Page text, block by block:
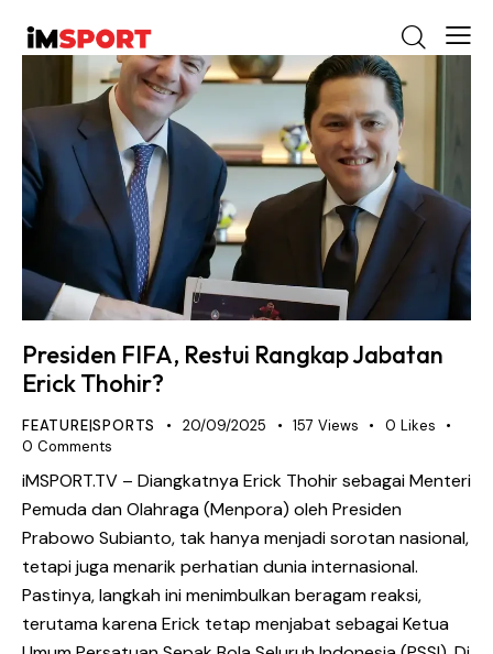
Presiden FIFA, Restui Rangkap Jabatan
Erick Thohir?
FEATURE|SPORTS 20/09/2025 157 Views 0 Likes
0 Comments
iMSPORT.TV – Diangkatnya Erick Thohir sebagai Menteri
Pemuda dan Olahraga (Menpora) oleh Presiden
Prabowo Subianto, tak hanya menjadi sorotan nasional,
tetapi juga menarik perhatian dunia internasional.
Pastinya, langkah ini menimbulkan beragam reaksi,
terutama karena Erick tetap menjabat sebagai Ketua